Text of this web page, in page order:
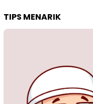
TIPS MENARIK